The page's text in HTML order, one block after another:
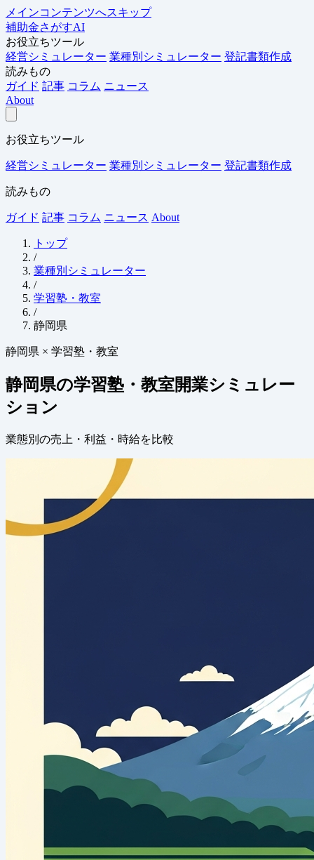
メインコンテンツへスキップ
補助金さがすAI
お役立ちツール
経営シミュレーター 業種別シミュレーター 登記書類作成
読みもの
ガイド 記事 コラム ニュース
About
お役立ちツール
経営シミュレーター 業種別シミュレーター 登記書類作成
読みもの
ガイド 記事 コラム ニュース About
トップ
/
業種別シミュレーター
/
学習塾・教室
/
静岡県
静岡県 × 学習塾・教室
静岡県の学習塾・教室開業シミュレー
ション
業態別の売上・利益・時給を比較